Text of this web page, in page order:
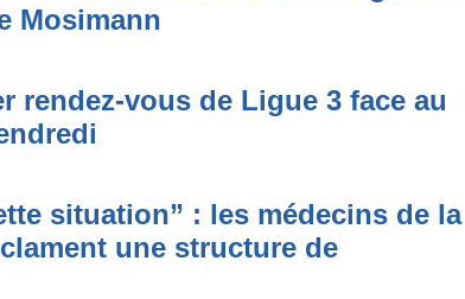
Mosimann
rendez-vous de Ligue 3 face au
situation” : les médecins de la
une structure de